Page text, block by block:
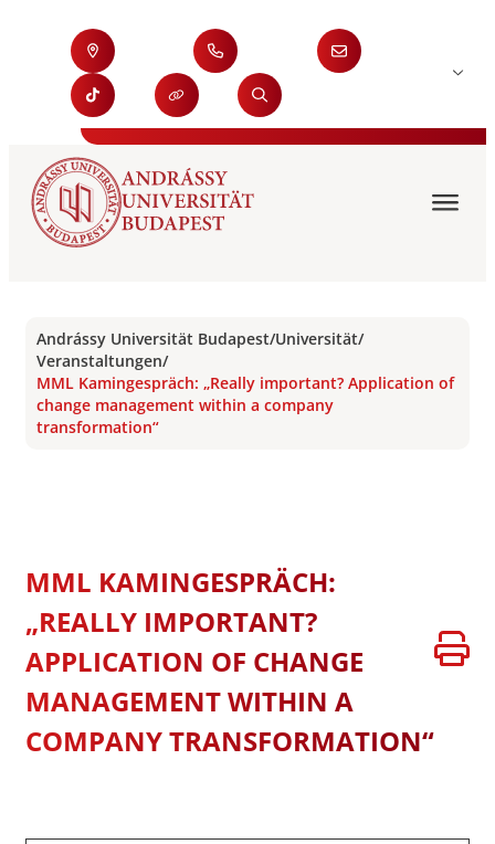
Andrássy Universität Budapest/Universität/
Veranstaltungen/
MML Kamingespräch: „Really important? Application of
change management within a company
transformation“
MML KAMINGESPRÄCH:
„REALLY IMPORTANT?
APPLICATION OF CHANGE
MANAGEMENT WITHIN A
COMPANY TRANSFORMATION“